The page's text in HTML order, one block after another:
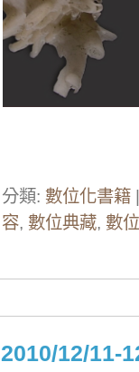
分類: 數位化書籍
容, 數位典藏, 數
2010/12/11-